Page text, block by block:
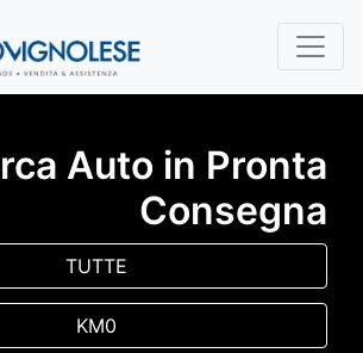
Auto in Pronta
Consegna
TUTTE
KM0